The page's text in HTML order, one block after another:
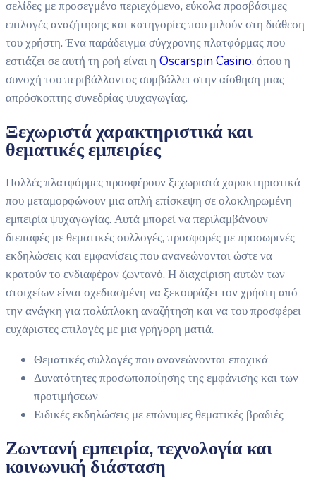
σελίδες με προσεγμένο περιεχόμενο, εύκολα προσβάσιμες
επιλογές αναζήτησης και κατηγορίες που μιλούν στη διάθεση
του χρήστη. Ένα παράδειγμα σύγχρονης πλατφόρμας που
εστιάζει σε αυτή τη ροή είναι η Oscarspin Casino, όπου η
συνοχή του περιβάλλοντος συμβάλλει στην αίσθηση μιας
απρόσκοπτης συνεδρίας ψυχαγωγίας.
Ξεχωριστά χαρακτηριστικά και
θεματικές εμπειρίες
Πολλές πλατφόρμες προσφέρουν ξεχωριστά χαρακτηριστικά
που μεταμορφώνουν μια απλή επίσκεψη σε ολοκληρωμένη
εμπειρία ψυχαγωγίας. Αυτά μπορεί να περιλαμβάνουν
διεπαφές με θεματικές συλλογές, προσφορές με προσωρινές
εκδηλώσεις και εμφανίσεις που ανανεώνονται ώστε να
κρατούν το ενδιαφέρον ζωντανό. Η διαχείριση αυτών των
στοιχείων είναι σχεδιασμένη να ξεκουράζει τον χρήστη από
την ανάγκη για πολύπλοκη αναζήτηση και να του προσφέρει
ευχάριστες επιλογές με μια γρήγορη ματιά.
Θεματικές συλλογές που ανανεώνονται εποχικά
Δυνατότητες προσωποποίησης της εμφάνισης και των
προτιμήσεων
Ειδικές εκδηλώσεις με επώνυμες θεματικές βραδιές
Ζωντανή εμπειρία, τεχνολογία και
κοινωνική διάσταση